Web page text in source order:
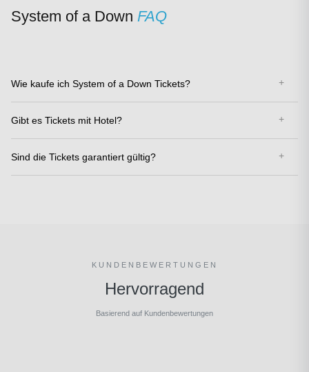
System of a Down FAQ
Wie kaufe ich System of a Down Tickets?
Gibt es Tickets mit Hotel?
Sind die Tickets garantiert gültig?
KUNDENBEWERTUNGEN
Hervorragend
Basierend auf Kundenbewertungen